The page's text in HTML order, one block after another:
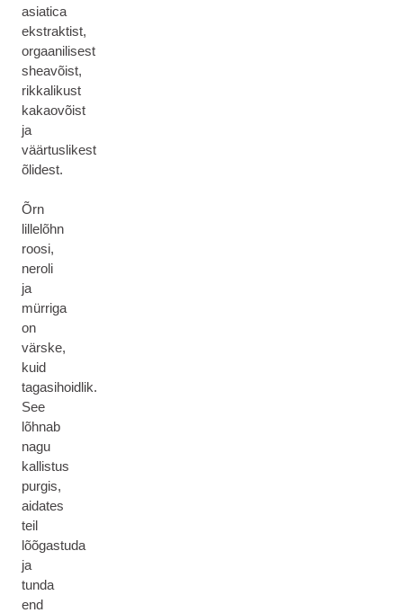
asiatica
ekstraktist,
orgaanilisest
sheavõist,
rikkalikust
kakaovõist
ja
väärtuslikest
õlidest.
Õrn
lillelõhn
roosi,
neroli
ja
mürriga
on
värske,
kuid
tagasihoidlik.
See
lõhnab
nagu
kallistus
purgis,
aidates
teil
lõõgastuda
ja
tunda
end